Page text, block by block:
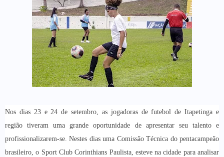
Nos dias 23 e 24 de setembro, as jogadoras de futebol de Itapetinga e
região tiveram uma grande oportunidade de apresentar seu talento e
profissionalizarem-se. Nestes dias uma Comissão Técnica do pentacampeão
brasileiro, o Sport Club Corinthians Paulista, esteve na cidade para analisar